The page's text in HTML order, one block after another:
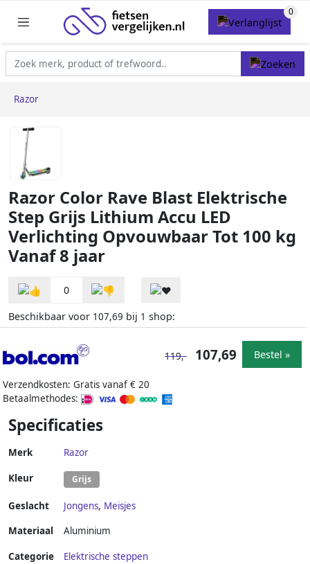
Razor
Razor Color Rave Blast Elektrische
Step Grijs Lithium Accu LED
Verlichting Opvouwbaar Tot 100 kg
Vanaf 8 jaar
0
Beschikbaar voor 107,69 bij 1 shop:
Verzendkosten: Gratis vanaf € 20
Betaalmethodes:
119,- 107,69 Bestel »
Specificaties
Merk Razor
Kleur Grijs
Geslacht Jongens, Meisjes
Materiaal
Aluminium
Categorie Elektrische steppen